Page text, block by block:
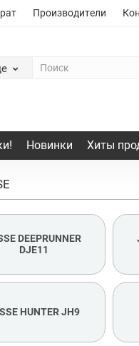
Производители
Новинки Хиты
DEEPRUNNER
DJE11
HUNTER JH9